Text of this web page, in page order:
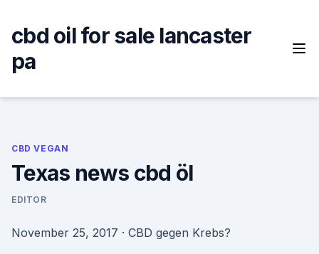
content
cbd oil for sale lancaster
pa
CBD VEGAN
Texas news cbd öl
EDITOR
November 25, 2017 · CBD gegen Krebs?